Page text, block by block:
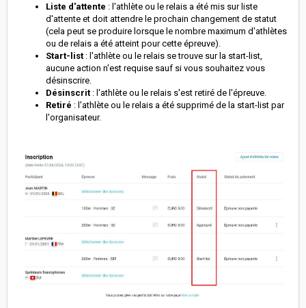
Liste d'attente : l'athlète ou le relais a été mis sur liste
d'attente et doit attendre le prochain changement de statut
(cela peut se produire lorsque le nombre maximum d'athlètes
ou de relais a été atteint pour cette épreuve).
Start-list : l'athlète ou le relais se trouve sur la start-list,
aucune action n'est requise sauf si vous souhaitez vous
désinscrire.
Désinscrit : l'athlète ou le relais s'est retiré de l'épreuve.
Retiré : l'athlète ou le relais a été supprimé de la start-list par
l'organisateur.